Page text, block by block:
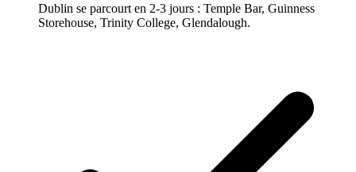
Dublin se parcourt en 2-3 jours : Temple Bar, Guinness
Storehouse, Trinity College, Glendalough.